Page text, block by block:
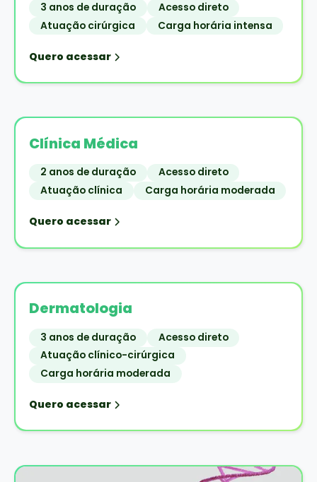
3 anos de duração
Acesso direto
Atuação cirúrgica
Carga horária intensa
Quero acessar
Clínica Médica
2 anos de duração
Acesso direto
Atuação clínica
Carga horária moderada
Quero acessar
Dermatologia
3 anos de duração
Acesso direto
Atuação clínico-cirúrgica
Carga horária moderada
Quero acessar